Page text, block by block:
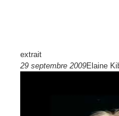
extrait
29 septembre 2009Elaine